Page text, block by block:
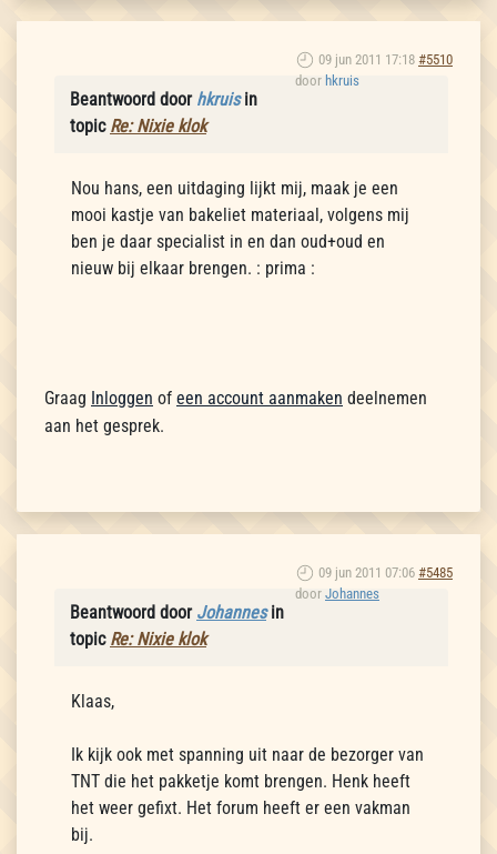
09 jun 2011 17:18 #5510
door hkruis
Beantwoord door hkruisin
topic Re: Nixie klok
Nou hans, een uitdaging lijkt mij, maak je een
mooi kastje van bakeliet materiaal, volgens mij
ben je daar specialist in en dan oud+oud en
nieuw bij elkaar brengen. : prima :
Graag Inloggen of een account aanmaken deelnemen
aan het gesprek.
09 jun 2011 07:06 #5485
door Johannes
Beantwoord door Johannesin
topic Re: Nixie klok
Klaas,
Ik kijk ook met spanning uit naar de bezorger van
TNT die het pakketje komt brengen. Henk heeft
het weer gefixt. Het forum heeft er een vakman
bij.